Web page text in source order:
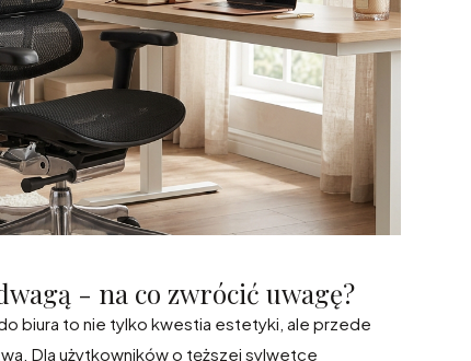
- na co zwrócić uwagę?
biura to nie tylko kwestia estetyki, ale przede
Dla użytkowników o tęższej sylwetce